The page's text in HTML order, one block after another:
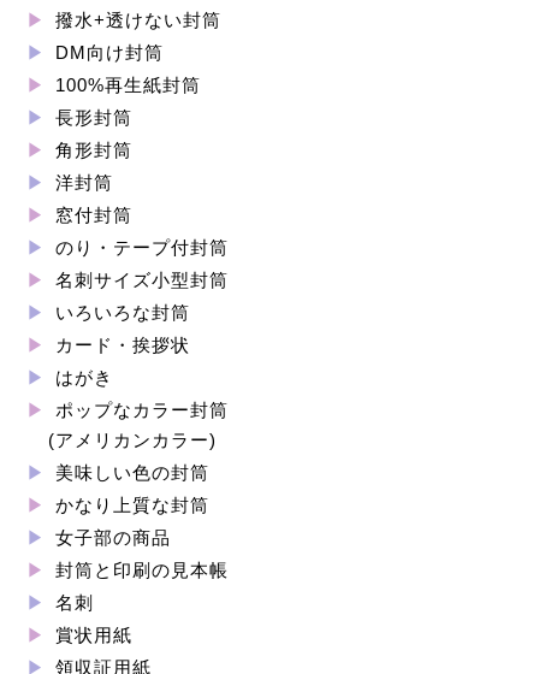
撥水+透けない封筒
DM向け封筒
100%再生紙封筒
長形封筒
角形封筒
洋封筒
窓付封筒
のり・テープ付封筒
名刺サイズ小型封筒
いろいろな封筒
カード・挨拶状
はがき
ポップなカラー封筒
(アメリカンカラー)
美味しい色の封筒
かなり上質な封筒
女子部の商品
封筒と印刷の見本帳
名刺
賞状用紙
領収証用紙